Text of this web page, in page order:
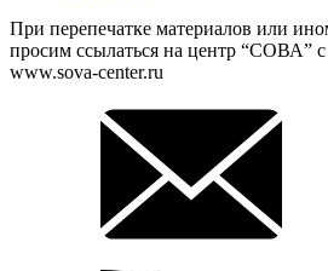
При перепечатке материалов или
просим ссылаться на центр “СОВА” с
www.sova-center.ru